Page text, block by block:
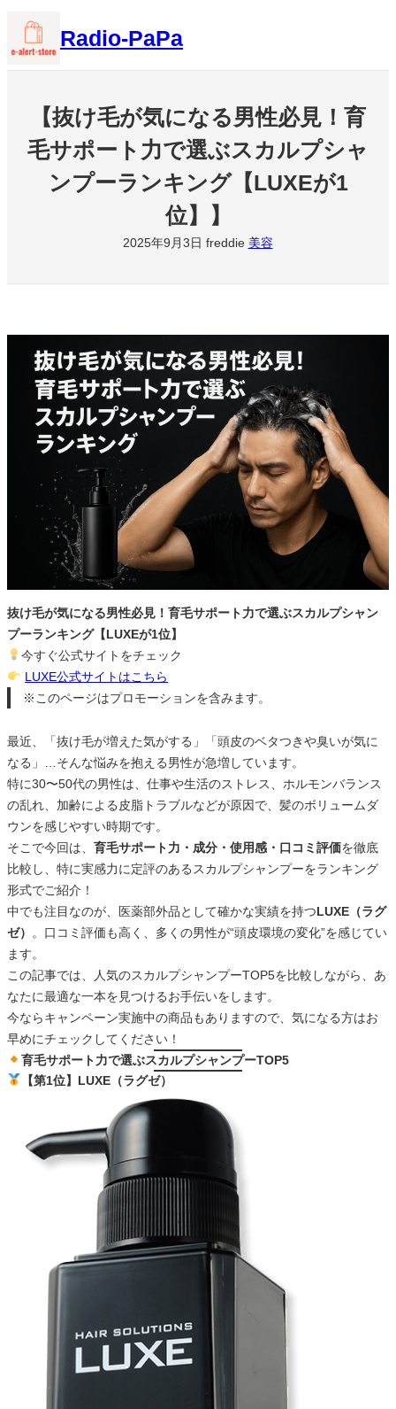
を
Radio-PaPa
【抜け毛が気になる男性必見！育
毛サポート力で選ぶスカルプシャ
ンプーランキング【LUXEが1
位】】
2025年9月3日 freddie 美容
抜け毛が気になる男性必見！育毛サポート力で選ぶスカルプシャン
プーランキング【LUXEが1位】
今すぐ公式サイトをチェック
LUXE公式サイトはこちら
※このページはプロモーションを含みます。
最近、「抜け毛が増えた気がする」「頭皮のベタつきや臭いが気に
なる」…そんな悩みを抱える男性が急増しています。
特に30〜50代の男性は、仕事や生活のストレス、ホルモンバランス
の乱れ、加齢による皮脂トラブルなどが原因で、髪のボリュームダ
ウンを感じやすい時期です。
そこで今回は、 育毛サポート力・成分・使用感・口コミ評価を徹底
比較し、特に実感力に定評のあるスカルプシャンプーをランキング
形式でご紹介！
中でも注目なのが、医薬部外品として確かな実績を持つLUXE（ラグ
ゼ）
。口コミ評価も高く、多くの男性が“頭皮環境の変化”を感じてい
ます。
この記事では、人気のスカルプシャンプーTOP5を比較しながら、あ
なたに最適な一本を見つけるお手伝いをします。
今ならキャンペーン実施中の商品もありますので、気になる方はお
早めにチェックしてください！
育毛サポート力で選ぶスカルプシャンプーTOP5
【第1位】LUXE（ラグゼ）